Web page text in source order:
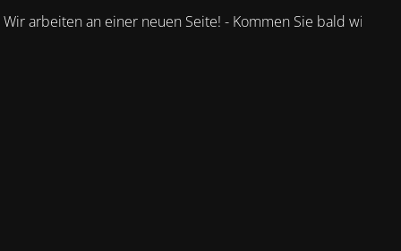
Wir arbeiten an einer neuen Seite! - Kommen Sie bald wieder.